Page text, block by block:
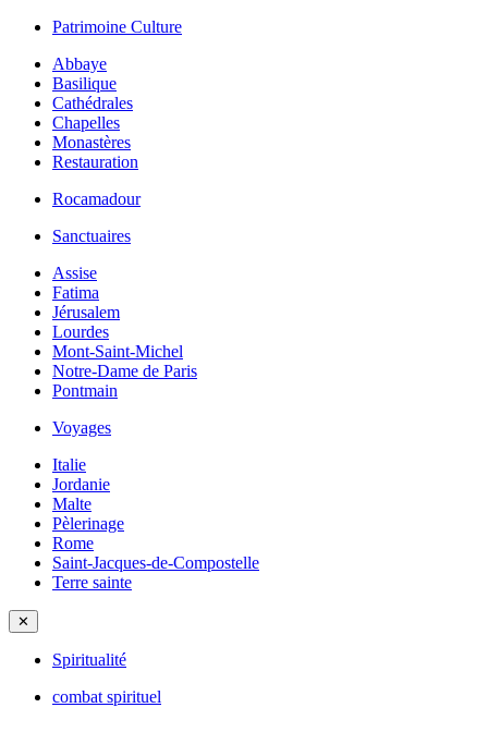
Patrimoine Culture
Abbaye
Basilique
Cathédrales
Chapelles
Monastères
Restauration
Rocamadour
Sanctuaires
Assise
Fatima
Jérusalem
Lourdes
Mont-Saint-Michel
Notre-Dame de Paris
Pontmain
Voyages
Italie
Jordanie
Malte
Pèlerinage
Rome
Saint-Jacques-de-Compostelle
Terre sainte
✕
Spiritualité
combat spirituel